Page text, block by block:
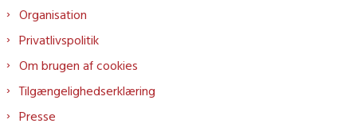
Organisation
Privatlivspolitik
Om brugen af cookies
Tilgængelighedserklæring
Presse